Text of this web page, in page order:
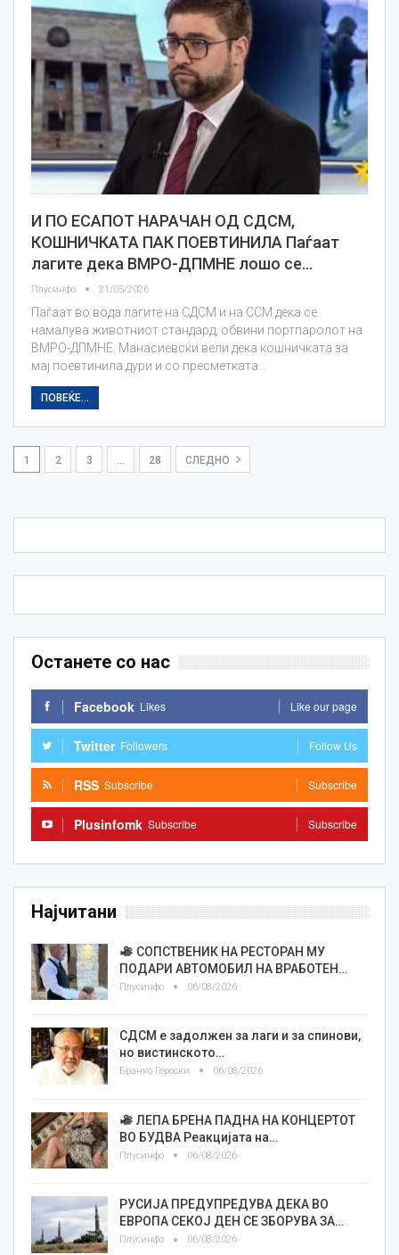
И ПО ЕСАПОТ НАРАЧАН ОД СДСМ,
КОШНИЧКАТА ПАК ПОЕВТИНИЛА Паѓаат
лагите дека ВМРО-ДПМНЕ лошо се…
Плусинфо 21/05/2026
Паѓаат во вода лагите на СДСМ и на ССМ дека се
намалува животниот стандард, обвини портпаролот на
ВМРО-ДПМНЕ. Манасиевски вели дека кошничката за
мај поевтинила дури и со пресметката…
ПОВЕЌЕ...
1 2 3 28 СЛЕДНО
Останете со нас
Facebook Likes Like our page
Twitter Followers Follow Us
RSS Subscribe Subscribe
Plusinfomk Subscribe Subscribe
Најчитани
СОПСТВЕНИК НА РЕСТОРАН МУ
ПОДАРИ АВТОМОБИЛ НА ВРАБОТЕН…
Плусинфо 06/08/2026
СДСМ е задолжен за лаги и за спинови,
но вистинското…
Бранко Героски 06/08/2026
ЛЕПА БРЕНА ПАДНА НА КОНЦЕРТОТ
ВО БУДВА Реакцијата на…
Плусинфо 06/08/2026
РУСИЈА ПРЕДУПРЕДУВА ДЕКА ВО
ЕВРОПА СЕКОЈ ДЕН СЕ ЗБОРУВА ЗА…
Плусинфо 06/08/2026